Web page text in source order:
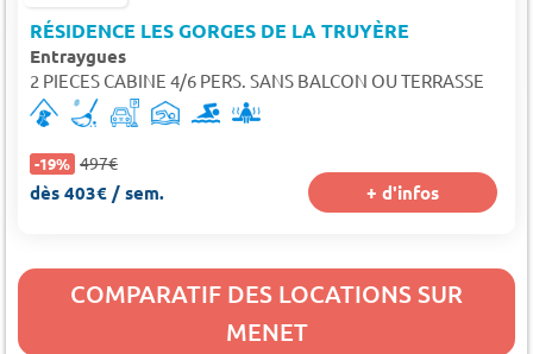
RÉSIDENCE LES GORGES DE LA TRUYÈRE
Entraygues
2 PIECES CABINE 4/6 PERS. SANS BALCON OU TERRASSE
-19% 497€
dès 403€ / sem. + d'infos
COMPARATIF DES LOCATIONS SUR
MENET